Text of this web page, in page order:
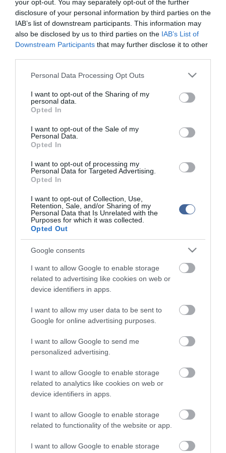
your opt-out. You may separately opt-out of the further
disclosure of your personal information by third parties on the
IAB’s list of downstream participants. This information may
also be disclosed by us to third parties on the IAB’s List of
Downstream Participants that may further disclose it to other
Please note that this website/app uses one or more Google
not limited to your visit or usage behaviour. You may click to
grant or deny consent to Google and its third-party tags to
use your data for below specified purposes in below Google
consent section.
Personal Data Processing Opt Outs
I want to opt-out of the Sharing of my
personal data.
Opted In
I want to opt-out of the Sale of my
Personal Data.
Opted In
I want to opt-out of processing my
Personal Data for Targeted Advertising.
Opted In
I want to opt-out of Collection, Use,
Retention, Sale, and/or Sharing of my
Personal Data that Is Unrelated with the
Purposes for which it was collected.
Opted Out
Google consents
I want to allow Google to enable storage
related to advertising like cookies on web or
device identifiers in apps.
I want to allow my user data to be sent to
Google for online advertising purposes.
I want to allow Google to send me
personalized advertising.
I want to allow Google to enable storage
related to analytics like cookies on web or
device identifiers in apps.
I want to allow Google to enable storage
related to functionality of the website or app.
I want to allow Google to enable storage
Portál szoftver és szerkesztőségi
•Médiaajánlat és hirdetési akciók•Impresszum• Adatvédelmi